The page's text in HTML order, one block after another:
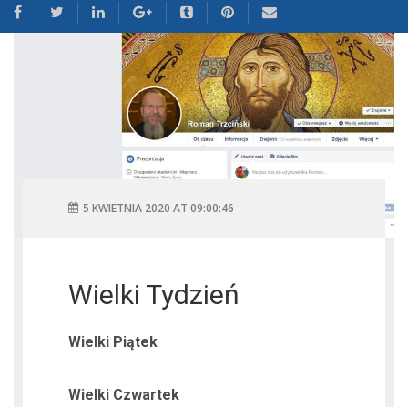
5 KWIETNIA 2020 AT 09:00:46
Wielki Tydzień
Wielki Piątek
Wielki Czwartek